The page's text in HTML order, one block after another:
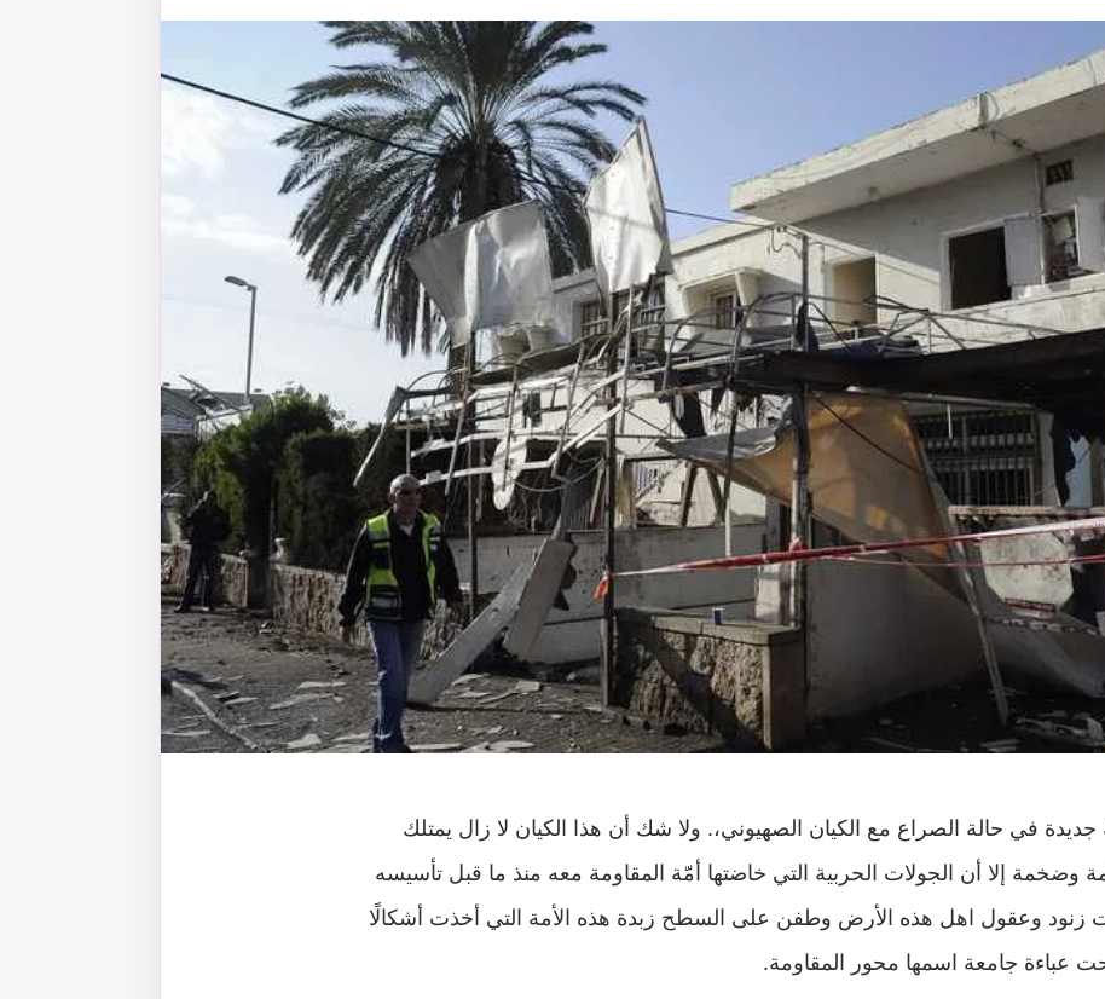
جديدة في حالة الصراع مع الكيان الصهيوني،. ولا شك أن هذا الكيان لا زال يمتلك
وضخمة إلا أن الجولات الحربية التي خاضتها أمّة المقاومة معه منذ ما قبل تأسيسه
زنود وعقول اهل هذه الأرض وطفن على السطح زبدة هذه الأمة التي أخذت أشكالًا
عباءة جامعة اسمها محور المقاومة.